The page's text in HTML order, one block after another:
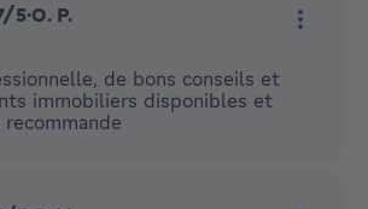
5·O. P.
de bons conseils et
immobiliers disponibles et